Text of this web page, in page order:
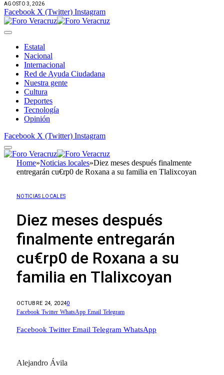
AGOSTO 3, 2026
Facebook X (Twitter) Instagram
Estatal
Nacional
Internacional
Red de Ayuda Ciudadana
Nuestra gente
Cultura
Deportes
Tecnología
Opinión
Facebook X (Twitter) Instagram
Home»Noticias locales»Diez meses después finalmente
entregarán cu€rp0 de Roxana a su familia en Tlalixcoyan
NOTICIAS LOCALES
Diez meses después
finalmente entregarán
cu€rp0 de Roxana a su
familia en Tlalixcoyan
OCTUBRE 24, 20240
Facebook Twitter WhatsApp Email Telegram
Facebook Twitter Email Telegram WhatsApp
Alejandro Ávila